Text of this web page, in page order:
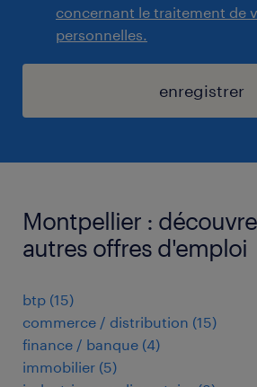
concernant le traitement de
personnelles.
enregistrer
Montpellier :
autres offres d'emploi
btp (15)
commerce / distribution (15)
finance / banque (4)
immobilier (5)